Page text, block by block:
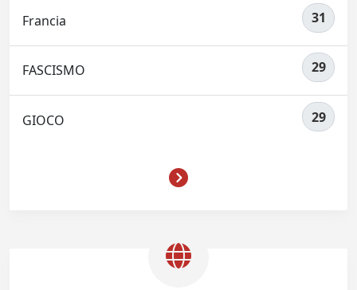
Francia 31
FASCISMO 29
GIOCO 29